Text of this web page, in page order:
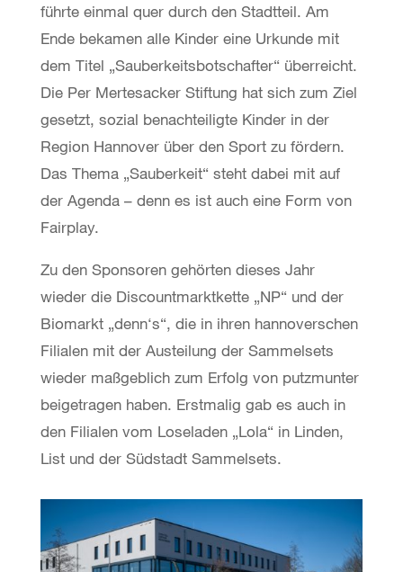
führte einmal quer durch den Stadtteil. Am
Ende bekamen alle Kinder eine Urkunde mit
dem Titel „Sauberkeitsbotschafter“ überreicht.
Die Per Mertesacker Stiftung hat sich zum Ziel
gesetzt, sozial benachteiligte Kinder in der
Region Hannover über den Sport zu fördern.
Das Thema „Sauberkeit“ steht dabei mit auf
der Agenda – denn es ist auch eine Form von
Fairplay.
Zu den Sponsoren gehörten dieses Jahr
wieder die Discountmarktkette „NP“ und der
Biomarkt „denn‘s“, die in ihren hannoverschen
Filialen mit der Austeilung der Sammelsets
wieder maßgeblich zum Erfolg von putzmunter
beigetragen haben. Erstmalig gab es auch in
den Filialen vom Loseladen „Lola“ in Linden,
List und der Südstadt Sammelsets.